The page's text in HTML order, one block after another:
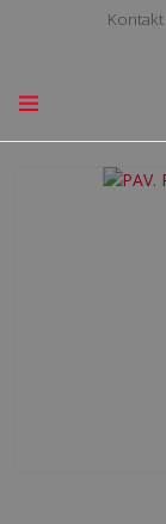
Kontakt